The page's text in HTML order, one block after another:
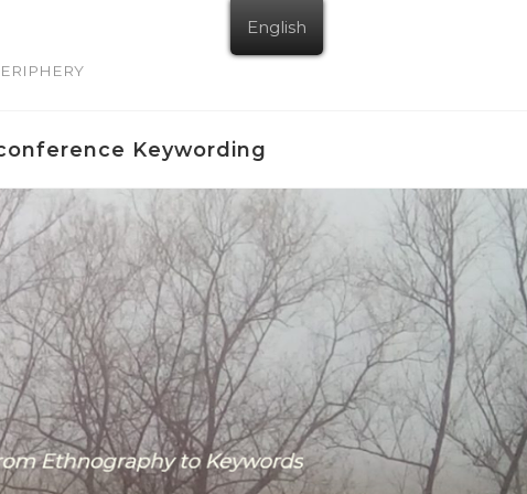
Keywording
English